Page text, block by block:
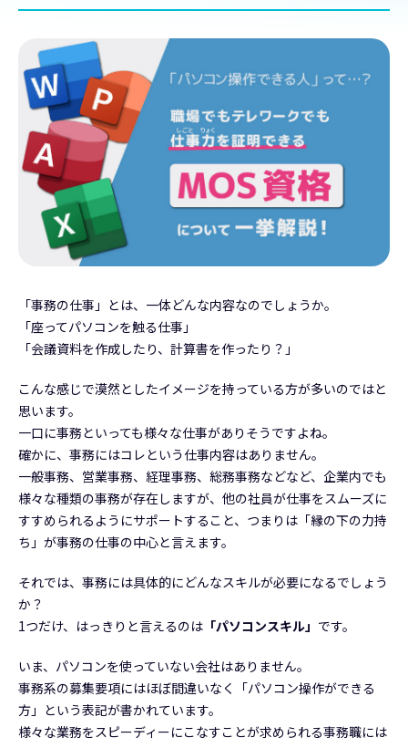
「事務の仕事」とは、一体どんな内容なのでしょうか。
「座ってパソコンを触る仕事」
「会議資料を作成したり、計算書を作ったり？」
こんな感じで漠然としたイメージを持っている方が多いのではと
思います。
一口に事務といっても様々な仕事がありそうですよね。
確かに、事務にはコレという仕事内容はありません。
一般事務、営業事務、経理事務、総務事務などなど、企業内でも
様々な種類の事務が存在しますが、他の社員が仕事をスムーズに
すすめられるようにサポートすること、つまりは「縁の下の力持
ち」が事務の仕事の中心と言えます。
それでは、事務には具体的にどんなスキルが必要になるでしょう
か？
1つだけ、はっきりと言えるのは 「パソコンスキル」 です。
いま、パソコンを使っていない会社はありません。
事務系の募集要項にはほぼ間違いなく「パソコン操作ができる
方」という表記が書かれています。
様々な業務をスピーディーにこなすことが求められる事務職には